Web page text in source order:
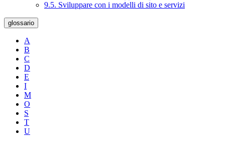
9.5. Sviluppare con i modelli di sito e servizi
glossario
A
B
C
D
E
I
M
O
S
T
U